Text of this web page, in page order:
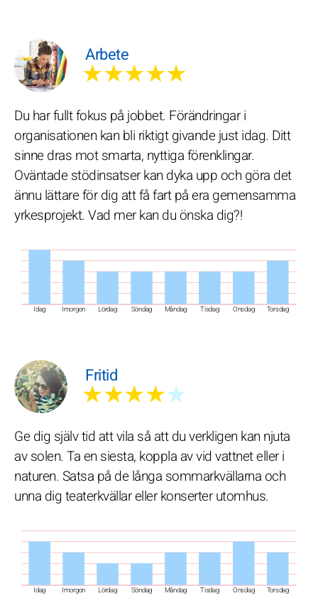
Arbete
★★★★★
Idag Imorgon Lördag Söndag Måndag Tisdag Onsdag Torsdag
Du har fullt fokus på jobbet. Förändringar i
organisationen kan bli riktigt givande just idag. Ditt
sinne dras mot smarta, nyttiga förenklingar.
Oväntade stödinsatser kan dyka upp och göra det
ännu lättare för dig att få fart på era gemensamma
yrkesprojekt. Vad mer kan du önska dig?!
Fritid
★★★★★
Idag Imorgon Lördag Söndag Måndag Tisdag Onsdag Torsdag
Ge dig själv tid att vila så att du verkligen kan njuta
av solen. Ta en siesta, koppla av vid vattnet eller i
naturen. Satsa på de långa sommarkvällarna och
unna dig teaterkvällar eller konserter utomhus.